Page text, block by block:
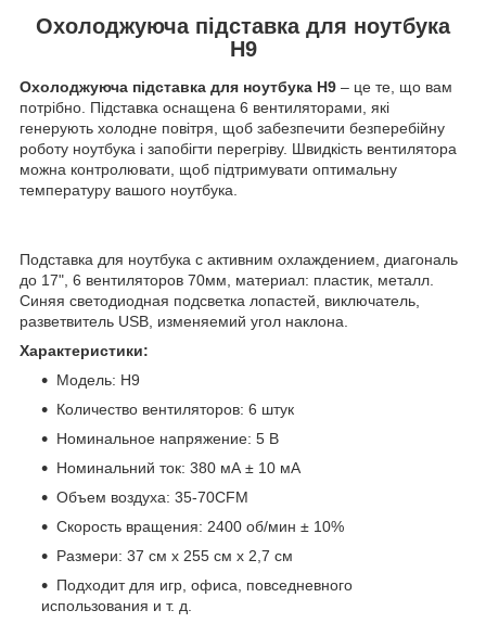
Охолоджуюча підставка для ноутбука
Н9
Охолоджуюча підставка для ноутбука Н9 – це те, що вам
потрібно. Підставка оснащена 6 вентиляторами, які
генерують холодне повітря, щоб забезпечити безперебійну
роботу ноутбука і запобігти перегріву. Швидкість вентилятора
можна контролювати, щоб підтримувати оптимальну
температуру вашого ноутбука.
Подставка для ноутбука с активним охлаждением, диагональ
до 17", 6 вентиляторов 70мм, материал: пластик, металл.
Синяя светодиодная подсветка лопастей, виключатель,
разветвитель USB, изменяемий угол наклона.
Характеристики:
Модель: H9
Количество вентиляторов: 6 штук
Номинальное напряжение: 5 В
Номинальний ток: 380 мА ± 10 мА
Объем воздуха: 35-70CFM
Скорость вращения: 2400 об/мин ± 10%
Размери: 37 см x 255 см x 2,7 см
Подходит для игр, офиса, повседневного
использования и т. д.